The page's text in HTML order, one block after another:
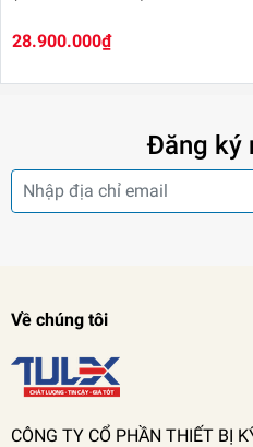
28.900.000₫
Đăng ký
Về chúng tôi
CÔNG TY CỔ PHẦN THIẾT BỊ